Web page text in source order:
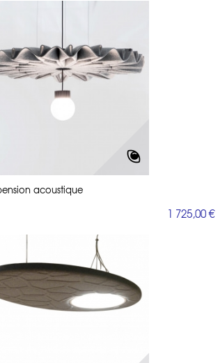
acoustique
1 725,00 €